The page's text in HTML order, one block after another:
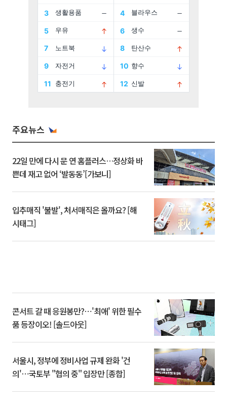
주요뉴스
22일 만에 다시 문 연 홈플러스…정상화 바
쁜데 재고 없어 ‘발동동’[가보니]
입추매직 '불발', 처서매직은 올까요? [해
시태그]
콘서트 갈 때 응원봉만?⋯'최애' 위한 필수
품 등장이오! [솔드아웃]
서울시, 정부에 정비사업 규제 완화 '건
의'⋯국토부 "협의 중" 입장만 [종합]